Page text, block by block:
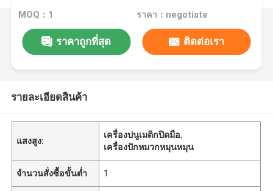
MOQ：1 ราคา：negotiate
ราคาถูกที่สุด ติดต่อเรา
รายละเอียดสินค้า
แสงสูง:
เครื่องปนูเมติกปิดมือ,
เครื่องปักหมวกหมุนหมุน
จำนวนสั่งซื้อขั้นต่ำ 1